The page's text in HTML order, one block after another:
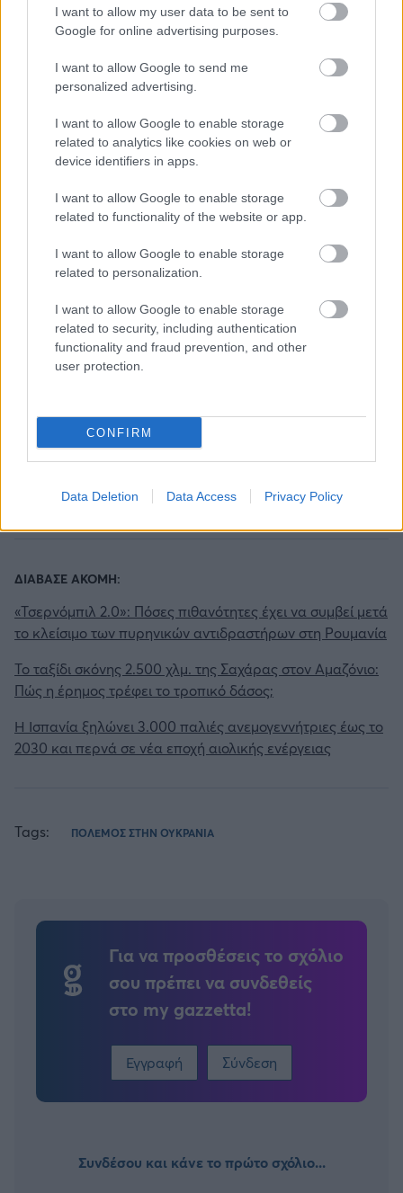
I want to allow my user data to be sent to
Google for online advertising purposes.
I want to allow Google to send me
personalized advertising.
I want to allow Google to enable storage
related to analytics like cookies on web or
device identifiers in apps.
I want to allow Google to enable storage
related to functionality of the website or app.
I want to allow Google to enable storage
related to personalization.
I want to allow Google to enable storage
related to security, including authentication
functionality and fraud prevention, and other
user protection.
CONFIRM
Data Deletion Data Access Privacy Policy
TI ΔΙΑΒΑΖΕΤΑΙ
Ρίχνουν παγάκια στη λεκάνη και τραβούν το
καζανάκι: Το κόλπο που λίγοι γνωρίζουν
είναι οι 20 νέοι σταθμοί
Κύπρος: Είχε πρόβλημα στην πισίνα του -
skimmer
ΔΙΑΒΑΣΕ ΑΚΟΜΗ:
«Τσερνόμπιλ 2.0»: Πόσες πιθανότητες έχει να συμβεί μετά
το κλείσιμο των πυρηνικών αντιδραστήρων στη Ρουμανία
Το ταξίδι σκόνης 2.500 χλμ. της Σαχάρας στον Αμαζόνιο:
Πώς η έρημος τρέφει το τροπικό δάσος;
Η Ισπανία ξηλώνει 3.000 παλιές ανεμογεννήτριες έως το
2030 και περνά σε νέα εποχή αιολικής ενέργειας
Tags: ΠΟΛΕΜΟΣ ΣΤΗΝ ΟΥΚΡΑΝΙΑ
Για να προσθέσεις το σχόλιο
σου πρέπει να συνδεθείς
στο my gazzetta!
Εγγραφή Σύνδεση
Συνδέσου και κάνε το πρώτο σχόλιο...